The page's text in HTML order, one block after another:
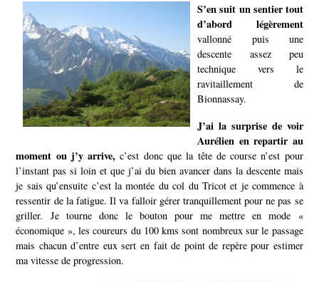
S’en suit un sentier tout
d’abord légèrement
vallonné puis une
descente assez peu
technique vers le
ravitaillement de
Bionnassay.
J’ai la surprise de voir
Aurélien en repartir au
moment ou j’y arrive, c’est donc que la tête de course n’est pour
l’instant pas si loin et que j’ai du bien avancer dans la descente mais
je sais qu’ensuite c’est la montée du col du Tricot et je commence à
ressentir de la fatigue. Il va falloir gérer tranquillement pour ne pas se
griller.
Je tourne donc le bouton pour me mettre en mode «
économique », les coureurs du 100 kms sont nombreux sur le passage
mais chacun d’entre eux sert en fait de point de repère pour estimer
ma vitesse de progression.